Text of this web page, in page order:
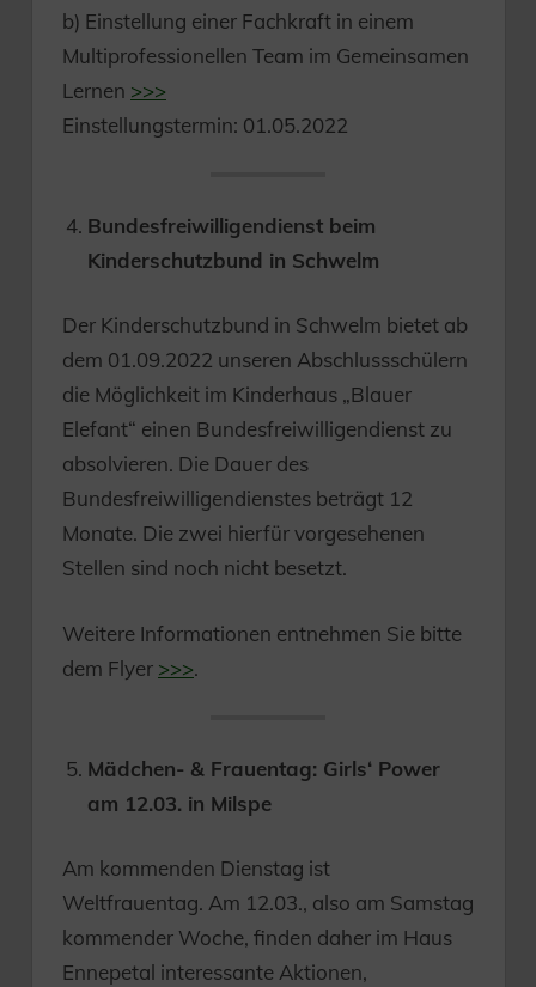
b) Einstellung einer Fachkraft in einem
Multiprofessionellen Team im Gemeinsamen
Lernen >>>
Einstellungstermin: 01.05.2022
Bundesfreiwilligendienst beim
Kinderschutzbund in Schwelm
Der Kinderschutzbund in Schwelm bietet ab
dem 01.09.2022 unseren Abschlussschülern
die Möglichkeit im Kinderhaus „Blauer
Elefant“ einen Bundesfreiwilligendienst zu
absolvieren. Die Dauer des
Bundesfreiwilligendienstes beträgt 12
Monate. Die zwei hierfür vorgesehenen
Stellen sind noch nicht besetzt.
Weitere Informationen entnehmen Sie bitte
dem Flyer >>>.
Mädchen- & Frauentag: Girls‘ Power
am 12.03. in Milspe
Am kommenden Dienstag ist
Weltfrauentag. Am 12.03., also am Samstag
kommender Woche, finden daher im Haus
Ennepetal interessante Aktionen,